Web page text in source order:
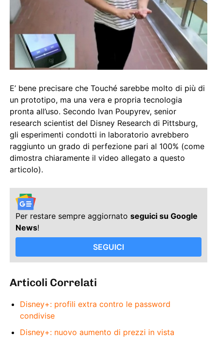
E’ bene precisare che Touché sarebbe molto di più di
un prototipo, ma una vera e propria tecnologia
pronta all’uso. Secondo Ivan Poupyrev, senior
research scientist del Disney Research di Pittsburg,
gli esperimenti condotti in laboratorio avrebbero
raggiunto un grado di perfezione pari al 100% (come
dimostra chiaramente il video allegato a questo
articolo).
Per restare sempre aggiornato seguici su Google
News!
SEGUICI
Articoli Correlati
Disney+: profili extra contro le password
condivise
Disney+: nuovo aumento di prezzi in vista